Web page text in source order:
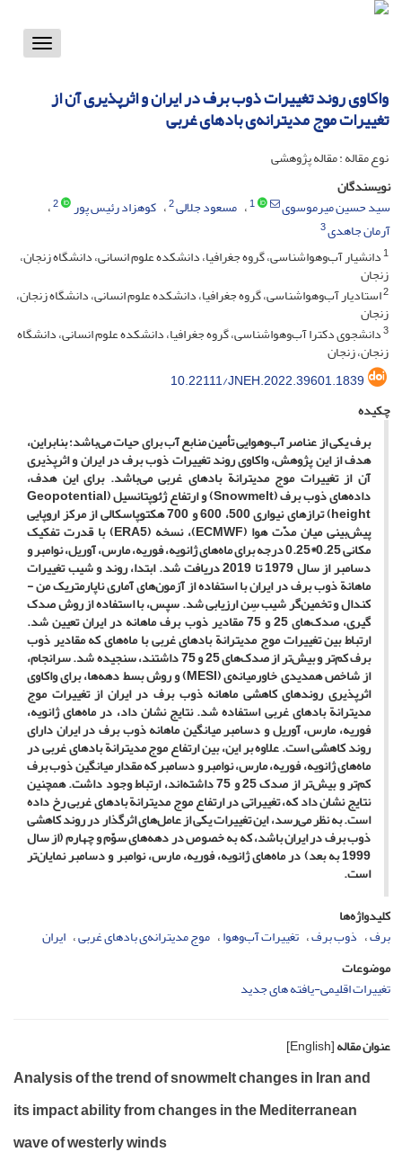
Toggle
واکاوی روند تغییرات ذوب برف در ایران و اثرپذیری آن از
تغییرات موج مدیترانه‌ی بادهای غربی
نوع مقاله : مقاله پژوهشی
نویسندگان
سید حسین میرموسوی
1 مسعود جلالی2 کوهزاد رئیس پور 2
آرمان جاهدی3
1دانشیار آب‌وهواشناسی، گروه جغرافیا، دانشکده علوم انسانی، دانشگاه زنجان،
زنجان
2استادیار آب‌وهواشناسی، گروه جغرافیا، دانشکده علوم انسانی، دانشگاه زنجان،
زنجان
3دانشجوی دکترا آب‌وهواشناسی، گروه جغرافیا، دانشکده علوم انسانی، دانشگاه
زنجان، زنجان
10.22111/JNEH.2022.39601.1839
چکیده
برف یکی از عناصر آب‌وهوایی تأمین منابع آب برای حیات می‌باشد؛ بنابراین،
هدف از این پژوهش، واکاوی روند تغییرات ذوب برف در ایران و اثرپذیری
آن از تغییرات موج مدیترانة بادهای غربی می‌باشد. برای این هدف،
داده‌های ذوب برف (Snowmelt) و ارتفاع ژئوپتانسیل (Geopotential
height ) ترازهای نیواری 500، 600 و 700 هکتوپاسکالی از مرکز اروپایی
پیش‌بینی میان ‌مدّت هوا (ECMWF)، نسخه (ERA5) با قدرت تفکیک
مکانی 0.25*0.25 درجه برای ماه‌های ژانویه، فوریه، مارس، آوریل، نوامبر و
دسامبر از سال 1979 تا 2019 دریافت شد. ابتدا، روند و شیب تغییرات
ماهانة ذوب برف در ایران با استفاده از آزمون‌های آماری ناپارمتریک من -
کندال و تخمین‌گر شیب سِن ارزیابی شد. سپس، با استفاده از روش صدک
گیری، صدک‌های 25 و 75 مقادیر ذوب برف ماهانه در ایران تعیین شد.
ارتباط بین تغییرات موج مدیترانة بادهای غربی با ماه‌های که مقادیر ذوب
برف کم‌تر و بیش‌تر از صدک‌های 25 و 75 داشتند، سنجیده شد. سرانجام،
از شاخص همدیدی خاورمیانه‌ی (MESI) و روش بسط دهه‌ها، برای واکاوی
اثرپذیری روندهای کاهشی ماهانه ذوب برف در ایران از تغییرات موج
مدیترانة بادهای غربی استفاده شد. نتایج نشان داد، در ماه‌های ژانویه،
فوریه، مارس، آوریل و دسامبر میانگین ماهانه ذوب برف در ایران دارای
روند کاهشی است. علاوه بر این، بین ارتفاع موج مدیترانة بادهای غربی در
ماه‌های ژانویه، فوریه، مارس، نوامبر و دسامبر که مقدار میانگین ذوب برف
کم‌تر و بیش‌تر از صدک 25 و 75 داشته‌اند، ارتباط وجود داشت. همچنین
نتایج نشان داد که، تغییراتی در ارتفاع موج مدیترانة بادهای غربی رخ داده
است. به نظر می‌رسد، این تغییرات یکی از عامل‌های اثرگذار در روند کاهشی
ذوب برف در ایران باشد، که به خصوص در دهه‌های سوّم و چهارم (از سال
1999 به بعد) در ماه‌های ژانویه، فوریه، مارس، نوامبر و دسامبر نمایان‌تر
است.
کلیدواژه‌ها
برف ذوب برف تغییرات آب‌وهوا موج مدیترانه‌ی بادهای غربی ایران
موضوعات
تغییرات اقلیمی-یافته های جدید
عنوان مقاله[English]
Analysis of the trend of snowmelt changes in Iran and
its impact ability from changes in the Mediterranean
wave of westerly winds